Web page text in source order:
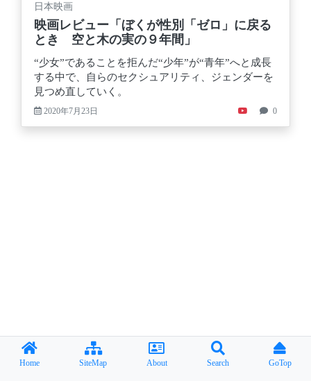
日本映画
映画レビュー「ぼくが性別「ゼロ」に戻る
とき 空と木の実の９年間」
“少女”であることを拒んだ“少年”が“青年”へと成長
する中で、自らのセクシュアリティ、ジェンダーを
見つめ直していく。
2020年7月23日 0
Home SiteMap About Search GoTop